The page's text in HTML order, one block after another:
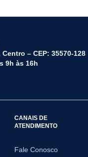
– CEP: 35570-128
9h às 16h
CANAIS DE
ATENDIMENTO
Fale Conosco